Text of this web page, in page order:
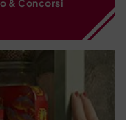
& Concorsi